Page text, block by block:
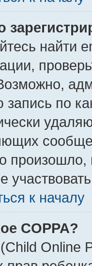
найти
запись по
произошло,
к началу
COPPA?
Online